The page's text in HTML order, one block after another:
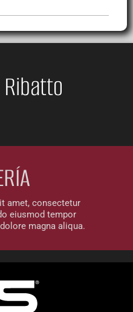
amet, consectetur
eiusmod tempor
magna aliqua.